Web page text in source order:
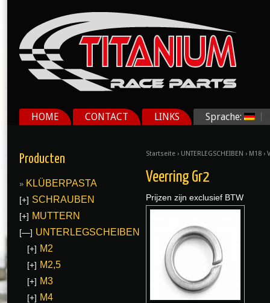
HOME CONTACT LINKS Sprache:
Startseite › UNTERLEGSCHEIBEN › M18 ›
Veerring Gr2
Prijzen zijn exclusief BTW
Producten
KLÜBERPASTA
[+] SCHRAUBEN
[+] MUTTERN
[—] UNTERLEGSCHEIBEN
[+] M2
[+] M2,5
[+] M3
[+] M4